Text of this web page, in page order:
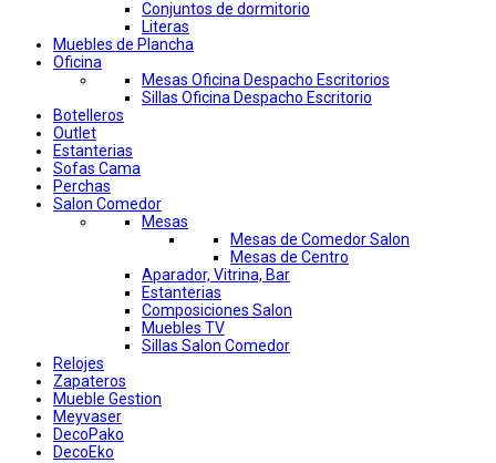
Conjuntos de dormitorio
Literas
Muebles de Plancha
Oficina
Mesas Oficina Despacho Escritorios
Sillas Oficina Despacho Escritorio
Botelleros
Outlet
Estanterias
Sofas Cama
Perchas
Salon Comedor
Mesas
Mesas de Comedor Salon
Mesas de Centro
Aparador, Vitrina, Bar
Estanterias
Composiciones Salon
Muebles TV
Sillas Salon Comedor
Relojes
Zapateros
Mueble Gestion
Meyvaser
DecoPako
DecoEko